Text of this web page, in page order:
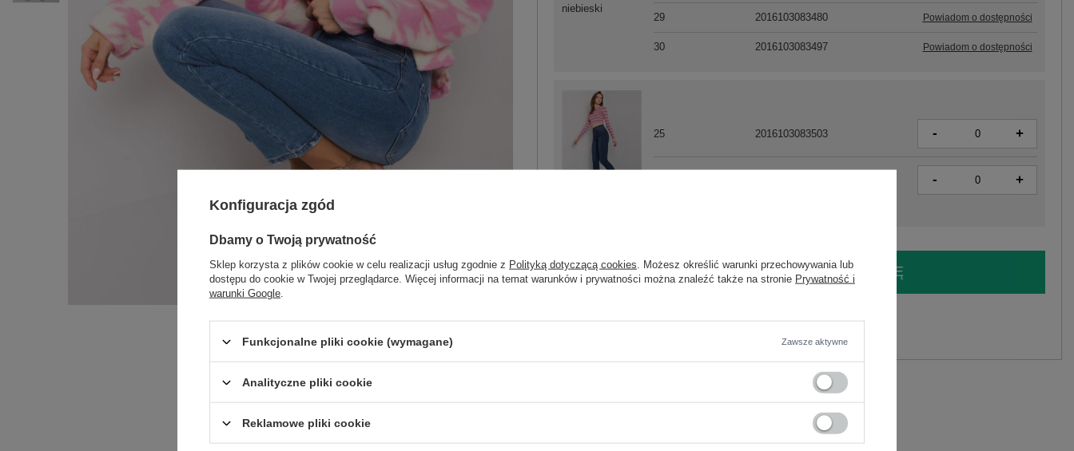
niebieski
29 2016103083480 Powiadom o dostępności
30 2016103083497 Powiadom o dostępności
25 2016103083503 - +
- +
ZALOGUJ SIĘ I ZOBACZ CENĘ
Zadaj pytanie
Konfiguracja zgód
Dbamy o Twoją prywatność
Sklep korzysta z plików cookie w celu realizacji usług zgodnie z Polityką dotyczącą cookies . Możesz określić warunki przechowywania lub
dostępu do cookie w Twojej przeglądarce. Więcej informacji na temat warunków i prywatności można znaleźć także na stronie Prywatność i
warunki Google
Funkcjonalne pliki cookie (wymagane) Zawsze aktywne
Analityczne pliki cookie
Reklamowe pliki cookie